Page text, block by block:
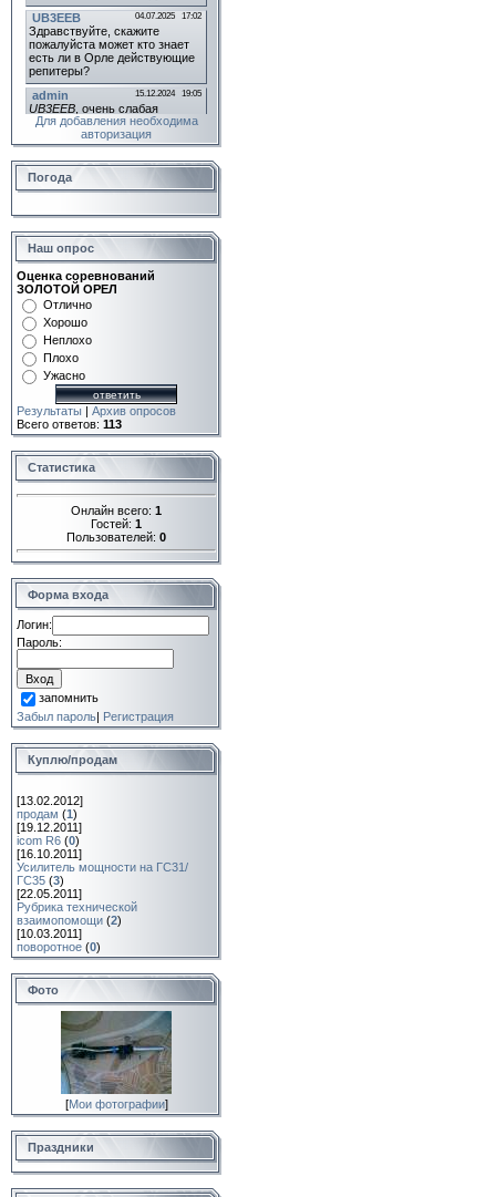
Для добавления необходима
авторизация
Погода
Наш опрос
Оценка соревнований
ЗОЛОТОЙ ОРЕЛ
Отлично
Хорошо
Неплохо
Плохо
Ужасно
Результаты | Архив опросов
Всего ответов: 113
Статистика
Онлайн всего: 1
Гостей: 1
Пользователей: 0
Форма входа
Логин:
Пароль:
запомнить
Забыл пароль| Регистрация
Куплю/продам
[13.02.2012]
продам (1)
[19.12.2011]
icom R6 (0)
[16.10.2011]
Усилитель мощности на ГС31/
ГС35 (3)
[22.05.2011]
Рубрика технической
взаимопомощи (2)
[10.03.2011]
поворотное (0)
Фото
[Мои фотографии]
Праздники